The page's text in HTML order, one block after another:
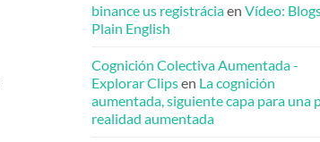
binance us registráciaen Vídeo:
Plain English
Cognición Colectiva Aumentada -
Explorar Clipsen La cognición
aumentada, siguiente capa para una
realidad aumentada